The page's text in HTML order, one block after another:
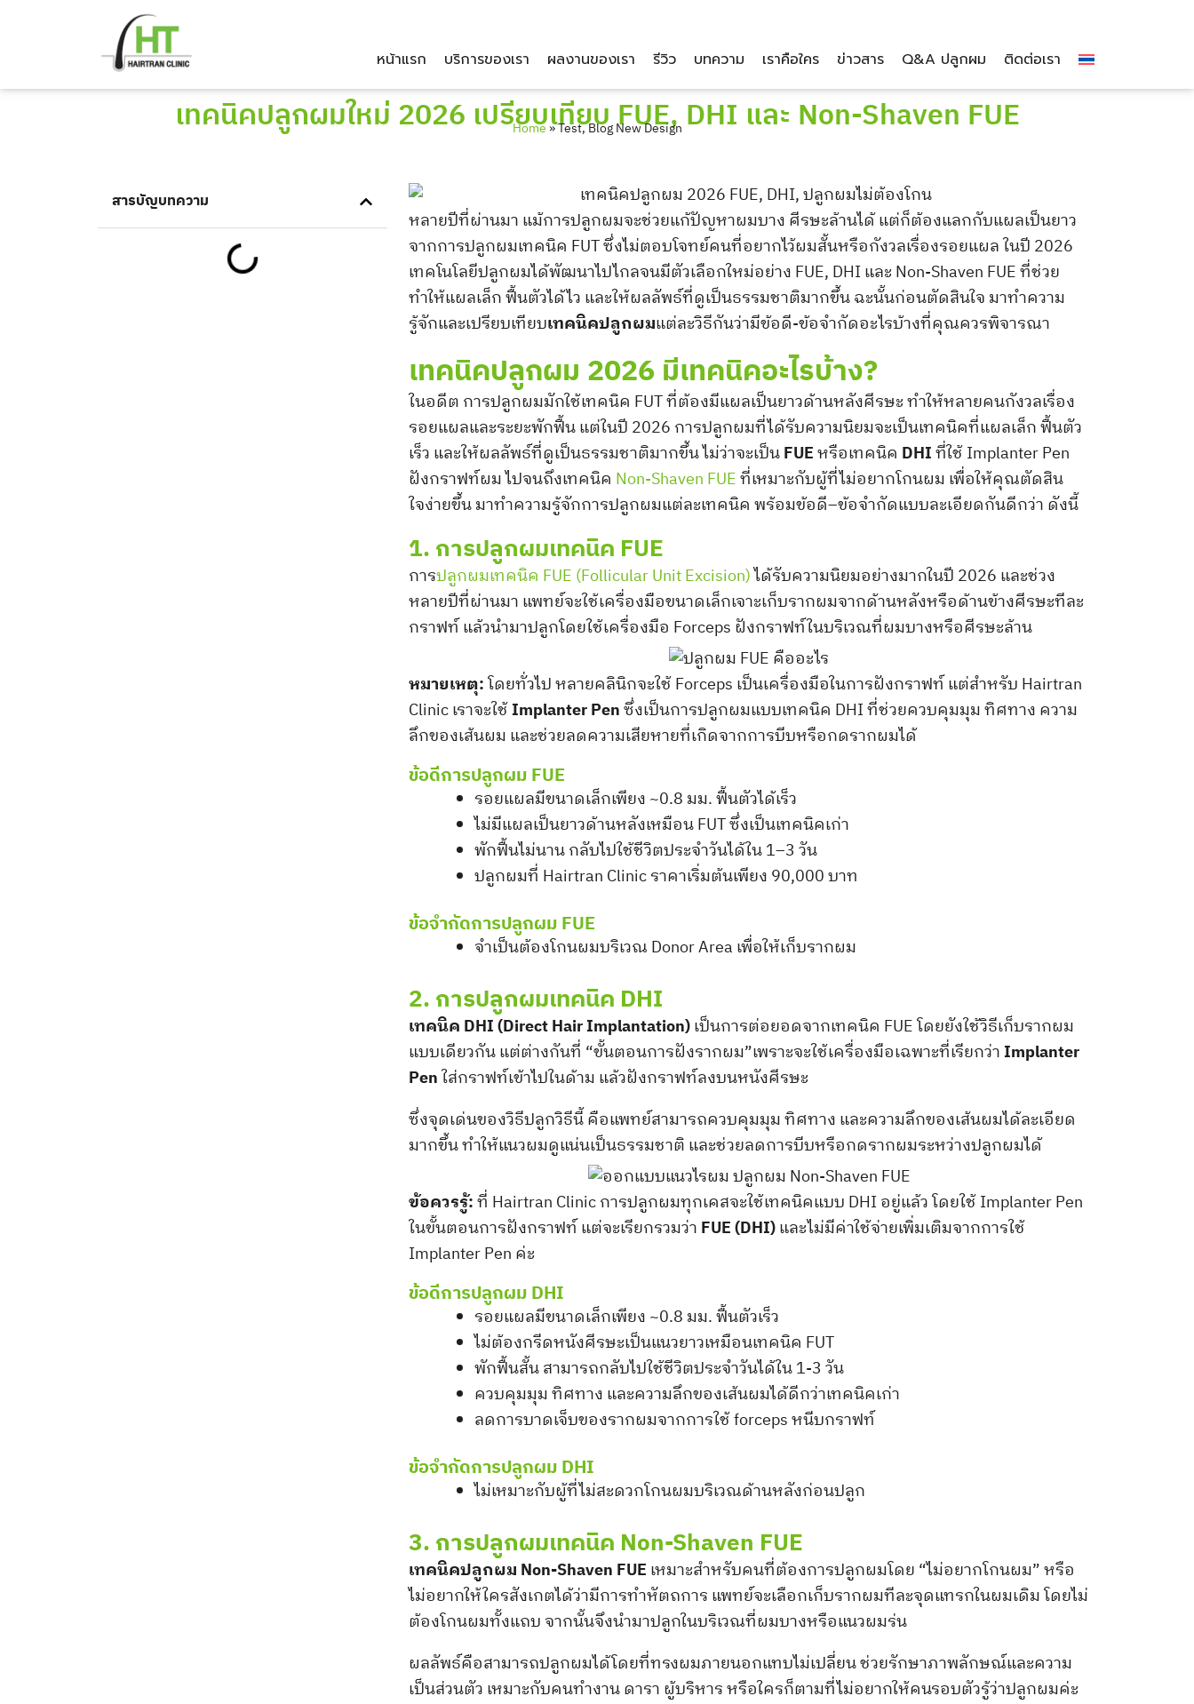
หน้าแรก บริการของเรา ผลงานของเรา รีวิว บทความ เราคือใคร ข่าวสาร Q&A ปลูกผม ติดต่อเรา
เทคนิคปลูกผมใหม่ 2026 เปรียบเทียบ FUE, DHI และ Non-Shaven FUE
Home»Test, Blog New Design
สารบัญบทความ
หลายปีที่ผ่านมา แม้การปลูกผมจะช่วยแก้ปัญหาผมบาง ศีรษะล้านได้ แต่ก็ต้องแลกกับแผลเป็นยาว
จากการปลูกผมเทคนิค FUT ซึ่งไม่ตอบโจทย์คนที่อยากไว้ผมสั้นหรือกังวลเรื่องรอยแผล ในปี 2026
เทคโนโลยีปลูกผมได้พัฒนาไปไกลจนมีตัวเลือกใหม่อย่าง FUE, DHI และ Non-Shaven FUE ที่ช่วย
ทำให้แผลเล็ก ฟื้นตัวได้ไว และให้ผลลัพธ์ที่ดูเป็นธรรมชาติมากขึ้น ฉะนั้นก่อนตัดสินใจ มาทำความ
รู้จักและเปรียบเทียบเทคนิคปลูกผมแต่ละวิธีกันว่ามีข้อดี-ข้อจำกัดอะไรบ้างที่คุณควรพิจารณา
เทคนิคปลูกผม 2026 มีเทคนิคอะไรบ้าง?
ในอดีต การปลูกผมมักใช้เทคนิค FUT ที่ต้องมีแผลเป็นยาวด้านหลังศีรษะ ทำให้หลายคนกังวลเรื่อง
รอยแผลและระยะพักฟื้น แต่ในปี 2026 การปลูกผมที่ได้รับความนิยมจะเป็นเทคนิคที่แผลเล็ก ฟื้นตัว
เร็ว และให้ผลลัพธ์ที่ดูเป็นธรรมชาติมากขึ้น ไม่ว่าจะเป็นFUEหรือเทคนิค DHIที่ใช้ Implanter Pen
ฝังกราฟท์ผม ไปจนถึงเทคนิค Non-Shaven FUEที่เหมาะกับผู้ที่ไม่อยากโกนผม เพื่อให้คุณตัดสิน
ใจง่ายขึ้น มาทำความรู้จักการปลูกผมแต่ละเทคนิค พร้อมข้อดี–ข้อจำกัดแบบละเอียดกันดีกว่า ดังนี้
1. การปลูกผมเทคนิค FUE
การปลูกผมเทคนิค FUE (Follicular Unit Excision)ได้รับความนิยมอย่างมากในปี 2026 และช่วง
หลายปีที่ผ่านมา แพทย์จะใช้เครื่องมือขนาดเล็กเจาะเก็บรากผมจากด้านหลังหรือด้านข้างศีรษะทีละ
กราฟท์ แล้วนำมาปลูกโดยใช้เครื่องมือ Forceps ฝังกราฟท์ในบริเวณที่ผมบางหรือศีรษะล้าน
หมายเหตุ:โดยทั่วไป หลายคลินิกจะใช้ Forceps เป็นเครื่องมือในการฝังกราฟท์ แต่สำหรับ Hairtran
Clinic เราจะใช้Implanter Penซึ่งเป็นการปลูกผมแบบเทคนิค DHI ที่ช่วยควบคุมมุม ทิศทาง ความ
ลึกของเส้นผม และช่วยลดความเสียหายที่เกิดจากการบีบหรือกดรากผมได้
ข้อดีการปลูกผม FUE
รอยแผลมีขนาดเล็กเพียง ~0.8 มม. ฟื้นตัวได้เร็ว
ไม่มีแผลเป็นยาวด้านหลังเหมือน FUT ซึ่งเป็นเทคนิคเก่า
พักฟื้นไม่นาน กลับไปใช้ชีวิตประจำวันได้ใน 1–3 วัน
ปลูกผมที่ Hairtran Clinic ราคาเริ่มต้นเพียง 90,000 บาท
ข้อจำกัดการปลูกผม FUE
จำเป็นต้องโกนผมบริเวณ Donor Area เพื่อให้เก็บรากผม
2. การปลูกผมเทคนิค DHI
เทคนิค DHI (Direct Hair Implantation)เป็นการต่อยอดจากเทคนิค FUE โดยยังใช้วิธีเก็บรากผม
แบบเดียวกัน แต่ต่างกันที่ “ขั้นตอนการฝังรากผม”เพราะจะใช้เครื่องมือเฉพาะที่เรียกว่า Implanter
Penใส่กราฟท์เข้าไปในด้าม แล้วฝังกราฟท์ลงบนหนังศีรษะ
ซึ่งจุดเด่นของวิธีปลูกวิธีนี้ คือแพทย์สามารถควบคุมมุม ทิศทาง และความลึกของเส้นผมได้ละเอียด
มากขึ้น ทำให้แนวผมดูแน่นเป็นธรรมชาติ และช่วยลดการบีบหรือกดรากผมระหว่างปลูกผมได้
ข้อควรรู้:ที่ Hairtran Clinic การปลูกผมทุกเคสจะใช้เทคนิคแบบ DHI อยู่แล้ว โดยใช้ Implanter Pen
ในขั้นตอนการฝังกราฟท์ แต่จะเรียกรวมว่า FUE (DHI)และไม่มีค่าใช้จ่ายเพิ่มเติมจากการใช้
Implanter Pen ค่ะ
ข้อดีการปลูกผม DHI
รอยแผลมีขนาดเล็กเพียง ~0.8 มม. ฟื้นตัวเร็ว
ไม่ต้องกรีดหนังศีรษะเป็นแนวยาวเหมือนเทคนิค FUT
พักฟื้นสั้น สามารถกลับไปใช้ชีวิตประจำวันได้ใน 1-3 วัน
ควบคุมมุม ทิศทาง และความลึกของเส้นผมได้ดีกว่าเทคนิคเก่า
ลดการบาดเจ็บของรากผมจากการใช้ forceps หนีบกราฟท์
ข้อจำกัดการปลูกผม DHI
ไม่เหมาะกับผู้ที่ไม่สะดวกโกนผมบริเวณด้านหลังก่อนปลูก
3. การปลูกผมเทคนิค Non-Shaven FUE
เทคนิคปลูกผม Non-Shaven FUE เหมาะสำหรับคนที่ต้องการปลูกผมโดย “ไม่อยากโกนผม” หรือ
ไม่อยากให้ใครสังเกตได้ว่ามีการทำหัตถการ แพทย์จะเลือกเก็บรากผมทีละจุดแทรกในผมเดิม โดยไม่
ต้องโกนผมทั้งแถบ จากนั้นจึงนำมาปลูกในบริเวณที่ผมบางหรือแนวผมร่น
ผลลัพธ์คือสามารถปลูกผมได้โดยที่ทรงผมภายนอกแทบไม่เปลี่ยน ช่วยรักษาภาพลักษณ์และความ
เป็นส่วนตัว เหมาะกับคนทำงาน ดารา ผู้บริหาร หรือใครก็ตามที่ไม่อยากให้คนรอบตัวรู้ว่าปลูกผมค่ะ